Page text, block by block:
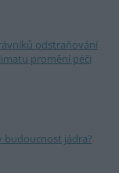
odstraňování
promění péči
budoucnost jádra?